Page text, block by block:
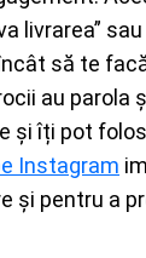
livrarea”
să te
au parola
și îți pot
Instagram
și pentru a